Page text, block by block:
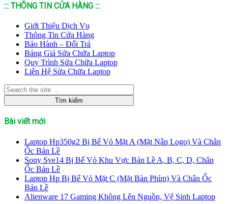
::: THÔNG TIN CỬA HÀNG :::
Giới Thiệu Dịch Vụ
Thông Tin Cửa Hàng
Bảo Hành – Đổi Trả
Bảng Giá Sửa Chữa Laptop
Quy Trình Sửa Chữa Laptop
Liên Hệ Sửa Chữa Laptop
Bài viết mới
Laptop Hp350g2 Bị Bể Vỏ Mặt A (Mặt Nắp Logo) Và Chân
Ốc Bản Lề
Sony Sve14 Bị Bể Vỏ Khu Vực Bản Lề A, B, C, D, Chân
Ốc Bản Lề
Laptop Hp Bị Bể Vỏ Mặt C (Mặt Bàn Phím) Và Chân Ốc
Bản Lề
Alienware 17 Gaming Không Lên Nguồn, Vệ Sinh Laptop